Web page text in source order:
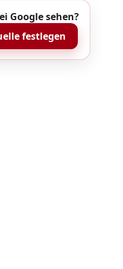
Google sehen?
festlegen